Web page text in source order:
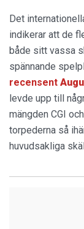
Det
indikerar att de
både sitt vassa
spännande
recensent
levde upp till
mängden CGI
torpederna så
huvudsakliga